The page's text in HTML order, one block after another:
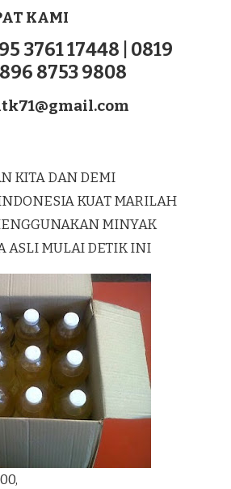
SUMATERA
KAMI
3761 17448 | 0819
8753 9808
KITA DAN DEMI
KUAT MARILAH
MINYAK
ASLI MULAI DETIK INI